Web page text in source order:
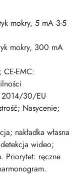
mokry, 5 mA 3-5
mokry, 300 mA
CE-EMC:
2014/30/EU
Nasycenie;
nakładka własna
wideo;
Priorytet: ręczne